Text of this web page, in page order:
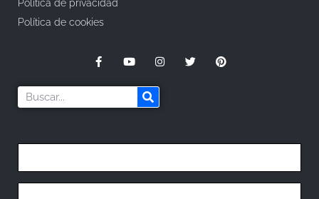
Política de privacidad
Política de cookies